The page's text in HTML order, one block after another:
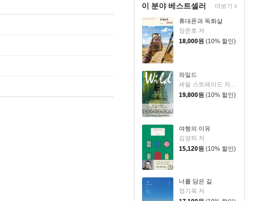
이 분야 베스트셀러
휴대폰과 독화살
장준호 저
18,000원 (10% 할인)
와일드
셰릴 스트레이드 저/우진하 역
19,800원 (10% 할인)
여행의 이유
김영하 저
15,120원 (10% 할인)
너를 담은 길
정기욱 저
더보기